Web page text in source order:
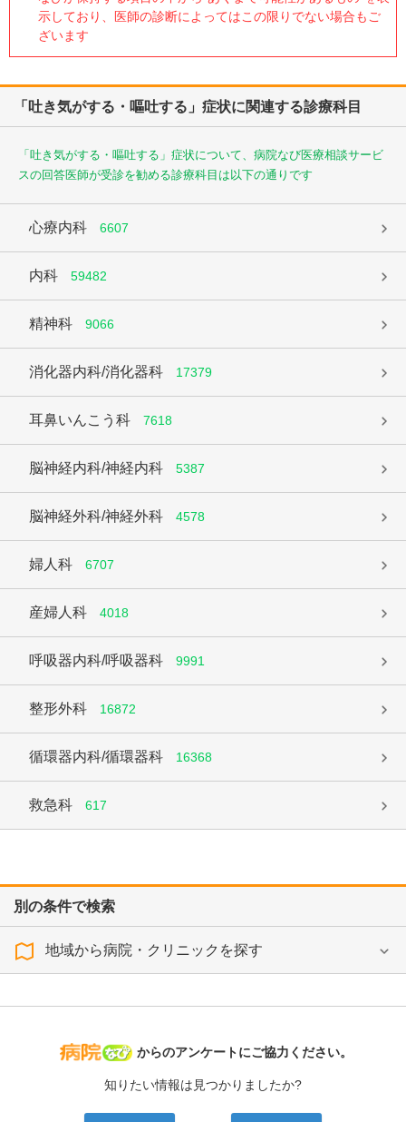
示しており、医師の診断によってはこの限りでない場合もご
ざいます
「吐き気がする・嘔吐する」症状に関連する診療科目
「吐き気がする・嘔吐する」症状について、病院なび医療相談サービ
スの回答医師が受診を勧める診療科目は以下の通りです
心療内科 6607
内科 59482
精神科 9066
消化器内科/消化器科 17379
耳鼻いんこう科 7618
脳神経内科/神経内科 5387
脳神経外科/神経外科 4578
婦人科 6707
産婦人科 4018
呼吸器内科/呼吸器科 9991
整形外科 16872
循環器内科/循環器科 16368
救急科 617
別の条件で検索
地域から病院・クリニックを探す
病院なび
からのアンケートにご協力ください。
知りたい情報は見つかりましたか?